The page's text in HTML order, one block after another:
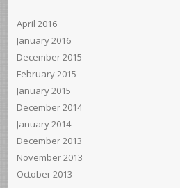
April 2016
January 2016
December 2015
February 2015
January 2015
December 2014
January 2014
December 2013
November 2013
October 2013